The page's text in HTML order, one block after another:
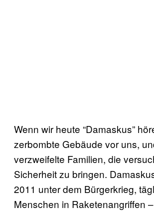
Wenn wir heute “Damaskus”
zerbombte Gebäude vor uns,
verzweifelte Familien, die
Sicherheit zu bringen.
2011 unter dem Bürgerkrieg,
Menschen in Raketenangriffen